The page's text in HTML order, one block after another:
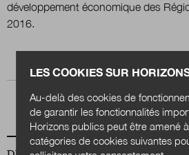
Nous suivre
développement économique des
2016.
LES COOKIES SUR
Au-delà des cookies de
de garantir les fonctionnalités
Horizons publics peut être amené
catégories de cookies suivantes